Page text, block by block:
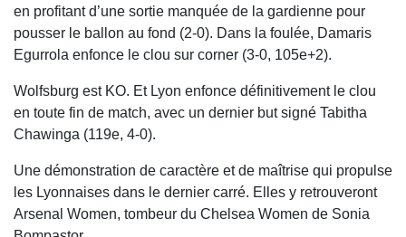
en profitant d’une sortie manquée de la gardienne pour
pousser le ballon au fond (2-0). Dans la foulée, Damaris
Egurrola enfonce le clou sur corner (3-0, 105e+2).
Wolfsburg est KO. Et Lyon enfonce définitivement le clou
en toute fin de match, avec un dernier but signé Tabitha
Chawinga (119e, 4-0).
Une démonstration de caractère et de maîtrise qui propulse
les Lyonnaises dans le dernier carré. Elles y retrouveront
Arsenal Women, tombeur du Chelsea Women de Sonia